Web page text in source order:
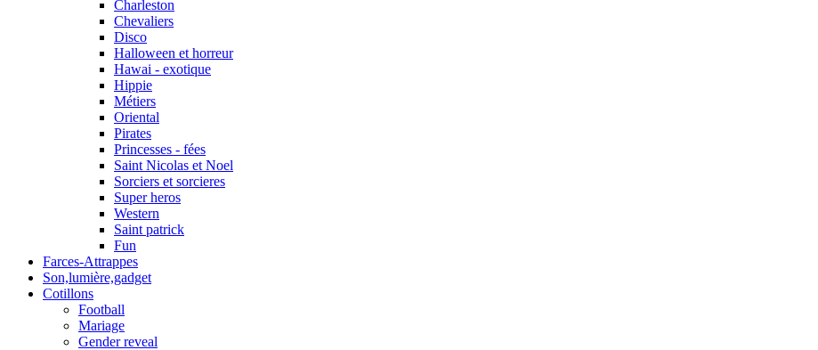
Charleston
Chevaliers
Disco
Halloween et horreur
Hawai - exotique
Hippie
Métiers
Oriental
Pirates
Princesses - fées
Saint Nicolas et Noel
Sorciers et sorcieres
Super heros
Western
Saint patrick
Fun
Farces-Attrappes
Son,lumière,gadget
Cotillons
Football
Mariage
Gender reveal